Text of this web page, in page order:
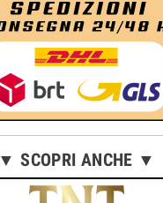
▼ SCOPRI ANCHE ▼